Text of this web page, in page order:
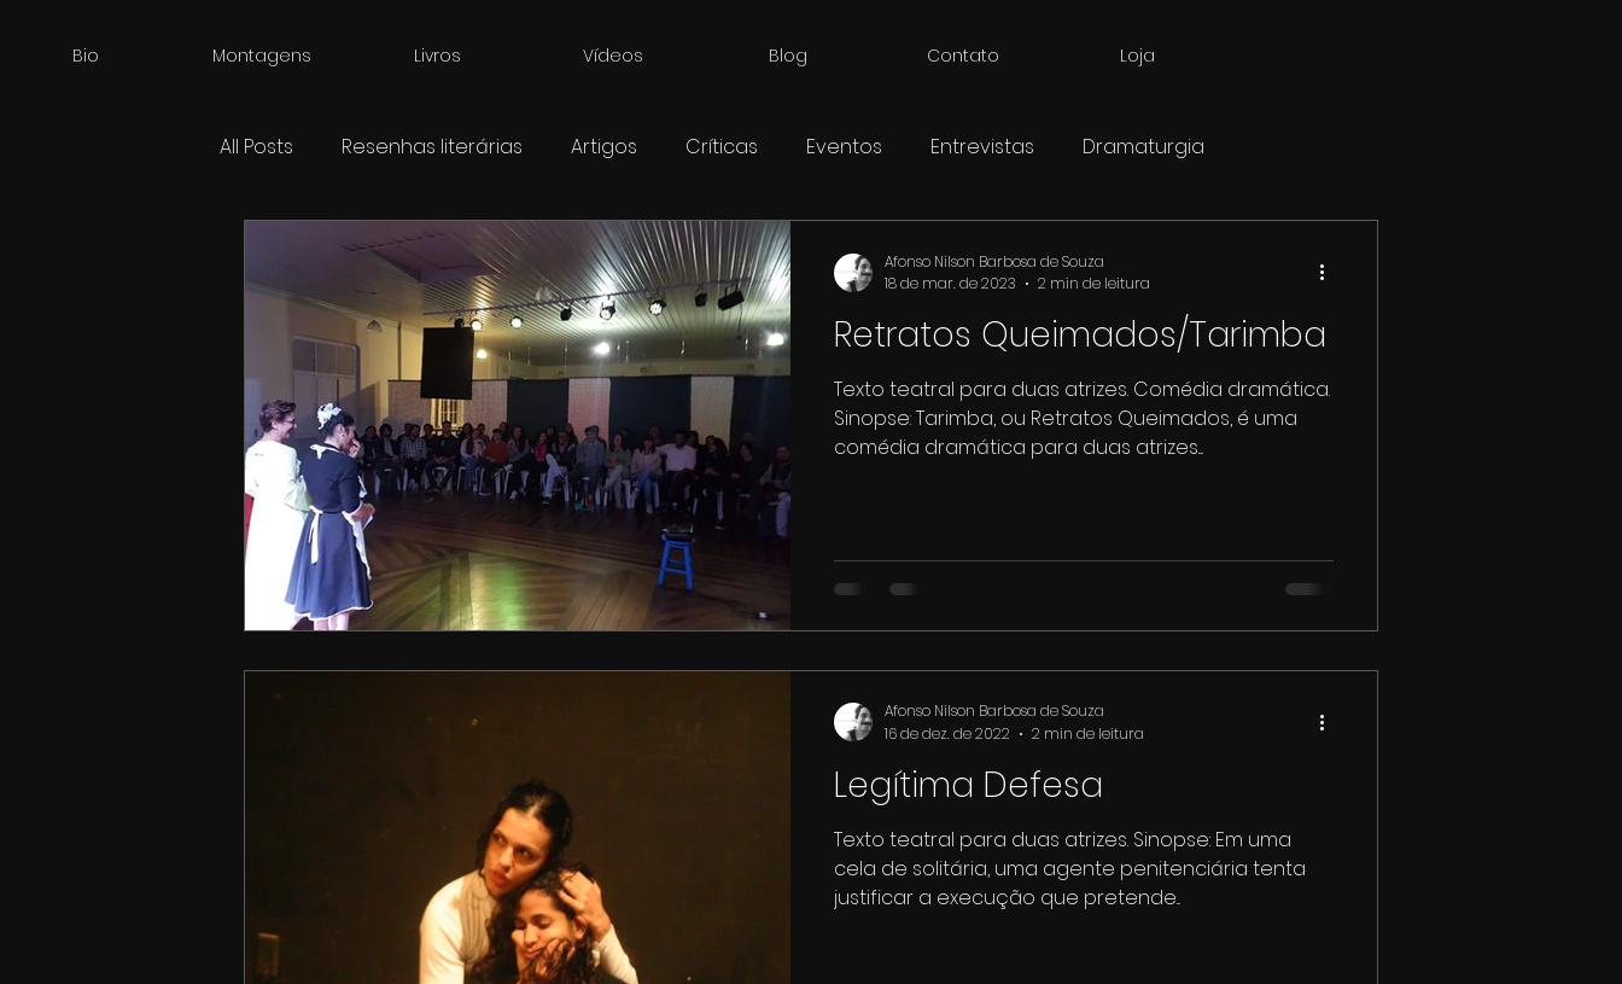
Bio Montagens Livros Vídeos Blog Contato Loja
All Posts Resenhas literárias Artigos Críticas Eventos Entrevistas Dramaturgia
Retratos Queimados/Tarimba
Texto teatral para duas atrizes. Comédia dramática.
Sinopse: Tarimba, ou Retratos Queimados, é uma
comédia dramática para duas atrizes....
Afonso Nilson Barbosa de Souza
18 de mar. de 2023
2 min de leitura
Legítima Defesa
Texto teatral para duas atrizes. Sinopse: Em uma
cela de solitária, uma agente penitenciária tenta
justificar a execução que pretende...
Afonso Nilson Barbosa de Souza
16 de dez. de 2022
2 min de leitura